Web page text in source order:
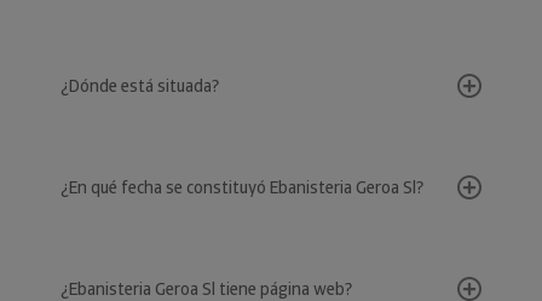
¿Dónde está situada?
¿En qué fecha se constituyó Ebanisteria Geroa Sl?
¿Ebanisteria Geroa Sl tiene página web?